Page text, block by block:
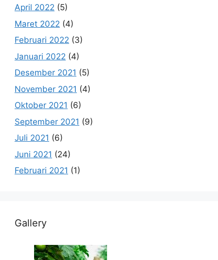
April 2022 (5)
Maret 2022 (4)
Februari 2022 (3)
Januari 2022 (4)
Desember 2021 (5)
November 2021 (4)
Oktober 2021 (6)
September 2021 (9)
Juli 2021 (6)
Juni 2021 (24)
Februari 2021 (1)
Gallery